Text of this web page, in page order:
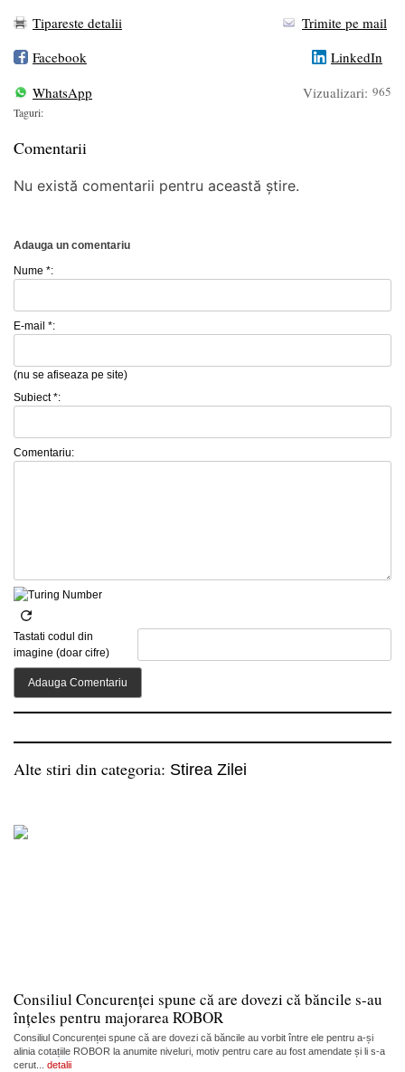
Tipareste detalii
Trimite pe mail
Facebook
LinkedIn
WhatsApp
Vizualizari: 965
Taguri:
Comentarii
Nu există comentarii pentru această știre.
Adauga un comentariu
Nume *:
E-mail *:
(nu se afiseaza pe site)
Subiect *:
Comentariu:
Tastati codul din
imagine (doar cifre)
Alte stiri din categoria: Stirea Zilei
Consiliul Concurenței spune că are dovezi că băncile s-au
înțeles pentru majorarea ROBOR
Consiliul Concurenței spune că are dovezi că băncile au vorbit între ele pentru a-și
alinia cotațiile ROBOR la anumite niveluri, motiv pentru care au fost amendate și li s-a
cerut... detalii